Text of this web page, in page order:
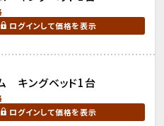
ログインして価格を表示
キングベッド1台
ログインして価格を表示